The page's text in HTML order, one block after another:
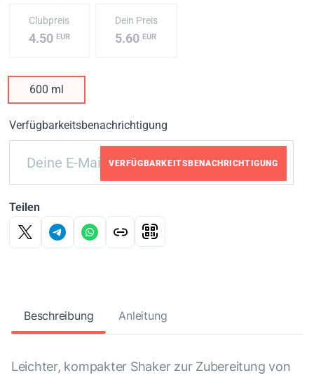
Clubpreis
4.50 EUR
Dein Preis
5.60EUR
600 ml
Verfügbarkeitsbenachrichtigung
VERFÜGBARKEITSBENACHRICHTIGUNG
Teilen
Beschreibung Anleitung
Leichter, kompakter Shaker zur Zubereitung von